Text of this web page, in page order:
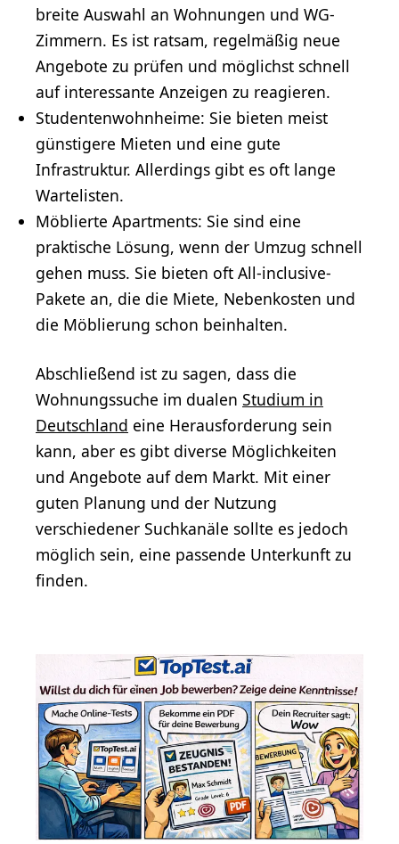
breite Auswahl an Wohnungen und WG-
Zimmern. Es ist ratsam, regelmäßig neue
Angebote zu prüfen und möglichst schnell
auf interessante Anzeigen zu reagieren.
Studentenwohnheime: Sie bieten meist
günstigere Mieten und eine gute
Infrastruktur. Allerdings gibt es oft lange
Wartelisten.
Möblierte Apartments: Sie sind eine
praktische Lösung, wenn der Umzug schnell
gehen muss. Sie bieten oft All-inclusive-
Pakete an, die die Miete, Nebenkosten und
die Möblierung schon beinhalten.
Abschließend ist zu sagen, dass die
Wohnungssuche im dualen Studium in
Deutschland eine Herausforderung sein
kann, aber es gibt diverse Möglichkeiten
und Angebote auf dem Markt. Mit einer
guten Planung und der Nutzung
verschiedener Suchkanäle sollte es jedoch
möglich sein, eine passende Unterkunft zu
finden.